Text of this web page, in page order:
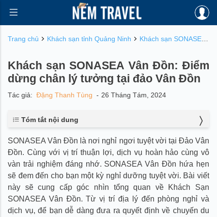
Trang chủ Khách sạn tỉnh Quảng Ninh Khách sạn SONASEA Vân Đồn: Điểm dừng chân lý tưởng tại đảo Vân Đồn
Khách sạn SONASEA Vân Đồn: Điểm
dừng chân lý tưởng tại đảo Vân Đồn
Tác giả: Đặng Thanh Tùng - 26 Tháng Tám, 2024
Tóm tắt nội dung
2. Hệ thống phòng của khách sạn SONASEA Vân Đồn
2.1. Phòng Rooms
2.1.1. Premium Sea View
2.1.2. SONASEA Premium
2.2. Phòng Suites
2.2.1. Executive Suite Sea View
2.2.2. Family Suite Sea View
2.2.3. Presidential Suite
SONASEA Vân Đồn là nơi nghỉ ngơi tuyệt vời tại Đảo Vân
Đồn. Cùng với vị trí thuận lợi, dịch vụ hoàn hảo cùng vô
vàn trải nghiệm đáng nhớ. SONASEA Vân Đồn hứa hẹn
sẽ đem đến cho bạn một kỳ nghỉ dưỡng tuyệt vời. Bài viết
này sẽ cung cấp góc nhìn tổng quan về Khách Sạn
SONASEA Vân Đồn. Từ vị trí địa lý đến phòng nghỉ và
dịch vụ, để bạn dễ dàng đưa ra quyết định về chuyến du